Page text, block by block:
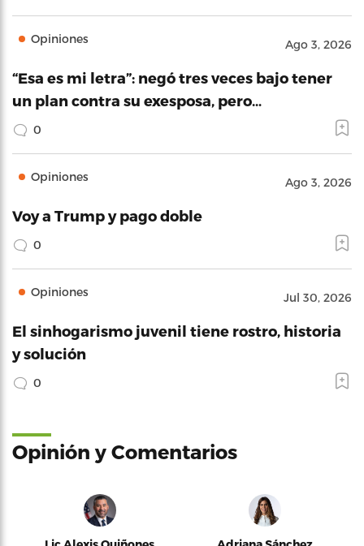
Opiniones Ago 3, 2026
“Esa es mi letra”: negó tres veces bajo tener
un plan contra su exesposa, pero…
0
Opiniones Ago 3, 2026
Voy a Trump y pago doble
0
Opiniones Jul 30, 2026
El sinhogarismo juvenil tiene rostro, historia
y solución
0
Opinión y Comentarios